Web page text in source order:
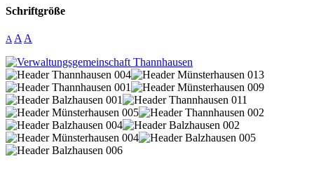
Schriftgröße
A A A